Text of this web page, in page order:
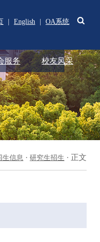
English OA系统
服务 校友风采
生信息 ·研究生招生 · 正文